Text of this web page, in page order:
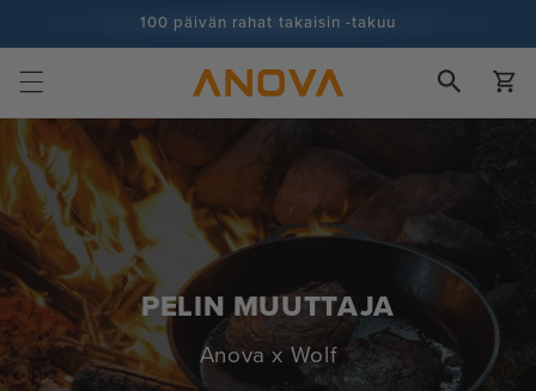
100 päivän rahat takaisin -takuu
100+ miljoonaa kokkia ja yhä enemmän
PELIN MUUTTAJA
Anova x Wolf